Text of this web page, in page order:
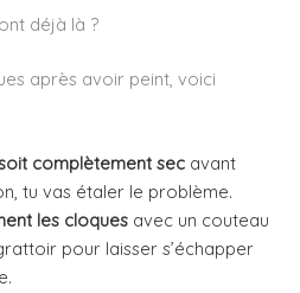
déjà là ?
après avoir peint, voici
complètement sec avant
tu vas étaler le problème.
les cloques avec un couteau
pour laisser s’échapper